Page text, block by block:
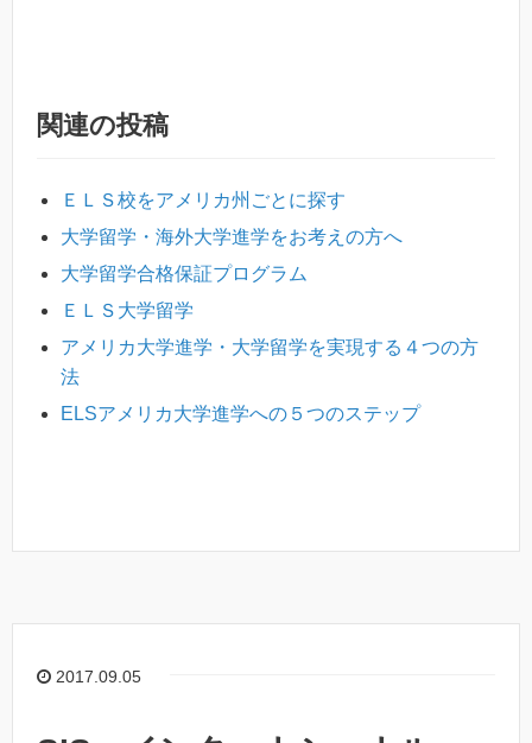
関連の投稿
ＥＬＳ校をアメリカ州ごとに探す
大学留学・海外大学進学をお考えの方へ
大学留学合格保証プログラム
ＥＬＳ大学留学
アメリカ大学進学・大学留学を実現する４つの方
法
ELSアメリカ大学進学への５つのステップ
2017.09.05